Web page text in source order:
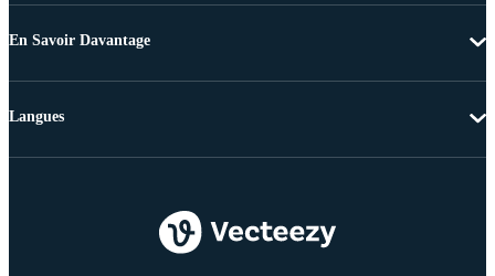
En Savoir Davantage
Langues